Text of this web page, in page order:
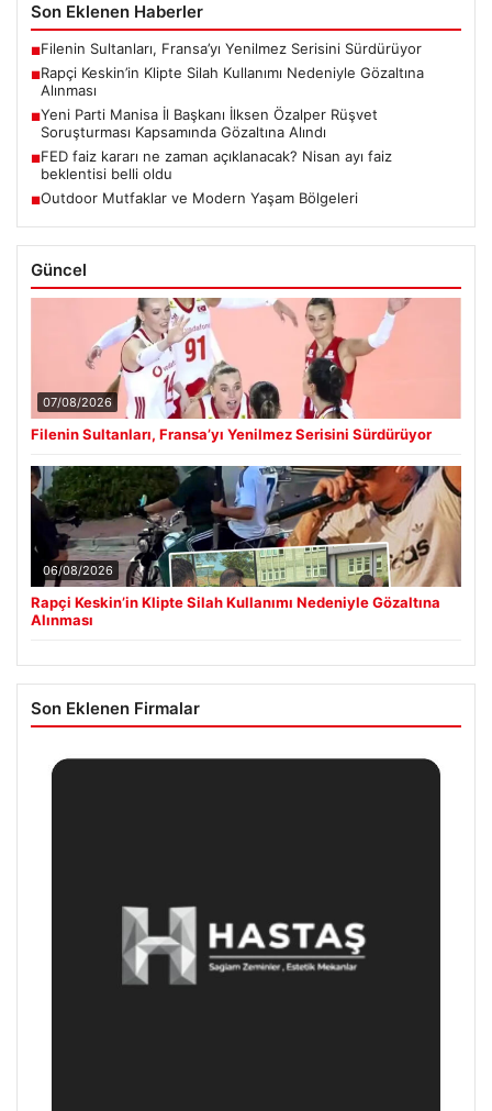
Son Eklenen Haberler
■Filenin Sultanları, Fransa’yı Yenilmez Serisini Sürdürüyor
■Rapçi Keskin’in Klipte Silah Kullanımı Nedeniyle Gözaltına
Alınması
■Yeni Parti Manisa İl Başkanı İlksen Özalper Rüşvet
Soruşturması Kapsamında Gözaltına Alındı
■FED faiz kararı ne zaman açıklanacak? Nisan ayı faiz
beklentisi belli oldu
■Outdoor Mutfaklar ve Modern Yaşam Bölgeleri
Güncel
07/08/2026
Filenin Sultanları, Fransa’yı Yenilmez Serisini Sürdürüyor
06/08/2026
Rapçi Keskin’in Klipte Silah Kullanımı Nedeniyle Gözaltına
Alınması
Son Eklenen Firmalar